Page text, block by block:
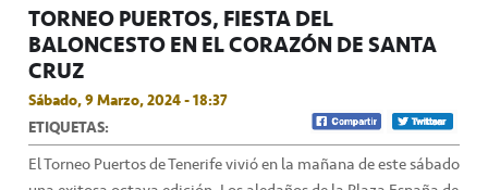
TORNEO PUERTOS, FIESTA DEL
BALONCESTO EN EL CORAZÓN DE SANTA
CRUZ
Sábado, 9 Marzo, 2024 - 18:37
ETIQUETAS:
El Torneo Puertos de Tenerife vivió en la mañana de este sábado